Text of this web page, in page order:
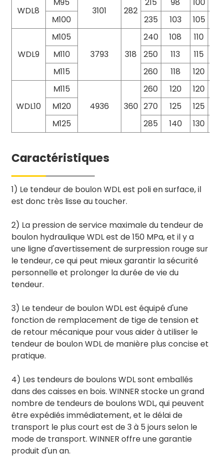
WDL8 3101 282
M100
235 103 105
WDL9
M105
3793
318
240 108 110
M110
250 113 115
M115
260 118 120
WDL10
M115
4936
360
260 120 120
M120
270 125 125
M125
285 140 130
Caractéristiques
1) Le tendeur de boulon WDL est poli en surface, il
est donc très lisse au toucher.
2) La pression de service maximale du tendeur de
boulon hydraulique WDL est de 150 MPa, et il y a
une ligne d'avertissement de surpression rouge sur
le tendeur, ce qui peut mieux garantir la sécurité
personnelle et prolonger la durée de vie du
tendeur.
3) Le tendeur de boulon WDL est équipé d'une
fonction de remplacement de tige de tension et
de retour mécanique pour vous aider à utiliser le
tendeur de boulon WDL de manière plus concise et
pratique.
4) Les tendeurs de boulons WDL sont emballés
dans des caisses en bois. WINNER stocke un grand
nombre de tendeurs de boulons WDL, qui peuvent
être expédiés immédiatement, et le délai de
transport le plus court est de 3 à 5 jours selon le
mode de transport. WINNER offre une garantie
produit d'un an.